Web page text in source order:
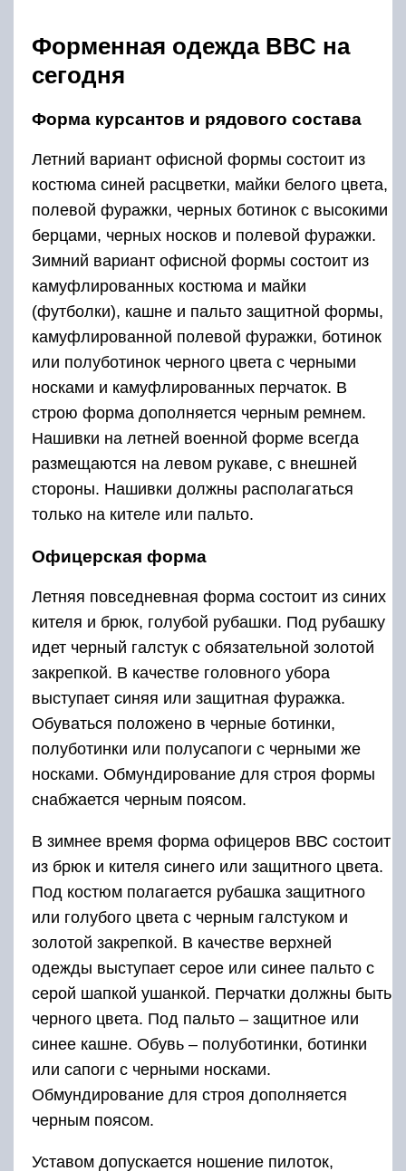
Форменная одежда ВВС на
сегодня
Форма курсантов и рядового состава
Летний вариант офисной формы состоит из
костюма синей расцветки, майки белого цвета,
полевой фуражки, черных ботинок с высокими
берцами, черных носков и полевой фуражки.
Зимний вариант офисной формы состоит из
камуфлированных костюма и майки
(футболки), кашне и пальто защитной формы,
камуфлированной полевой фуражки, ботинок
или полуботинок черного цвета с черными
носками и камуфлированных перчаток. В
строю форма дополняется черным ремнем.
Нашивки на летней военной форме всегда
размещаются на левом рукаве, с внешней
стороны. Нашивки должны располагаться
только на кителе или пальто.
Офицерская форма
Летняя повседневная форма состоит из синих
кителя и брюк, голубой рубашки. Под рубашку
идет черный галстук с обязательной золотой
закрепкой. В качестве головного убора
выступает синяя или защитная фуражка.
Обуваться положено в черные ботинки,
полуботинки или полусапоги с черными же
носками. Обмундирование для строя формы
снабжается черным поясом.
В зимнее время форма офицеров ВВС состоит
из брюк и кителя синего или защитного цвета.
Под костюм полагается рубашка защитного
или голубого цвета с черным галстуком и
золотой закрепкой. В качестве верхней
одежды выступает серое или синее пальто с
серой шапкой ушанкой. Перчатки должны быть
черного цвета. Под пальто – защитное или
синее кашне. Обувь – полуботинки, ботинки
или сапоги с черными носками.
Обмундирование для строя дополняется
черным поясом.
Уставом допускается ношение пилоток,